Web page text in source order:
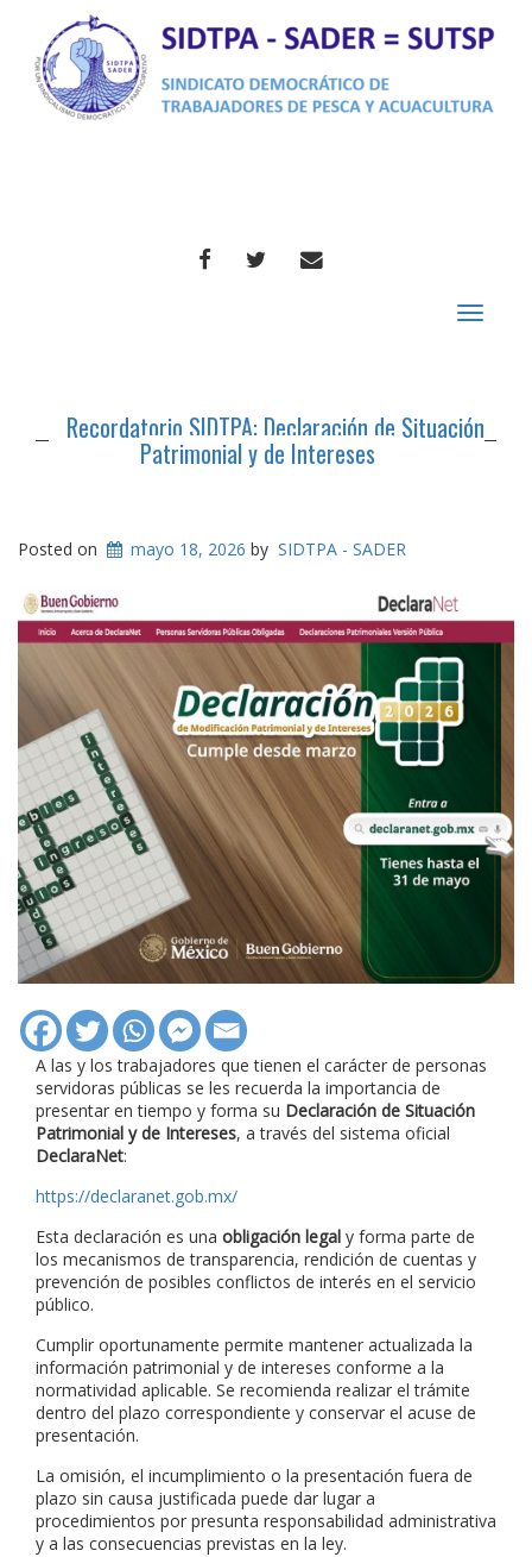
FACEBOOKTWITTERCORREO
Toggle
Recordatorio SIDTPA: Declaración de Situación
Patrimonial y de Intereses
Posted on mayo 18, 2026 by SIDTPA - SADER
A las y los trabajadores que tienen el carácter de personas
servidoras públicas se les recuerda la importancia de
presentar en tiempo y forma su Declaración de Situación
Patrimonial y de Intereses, a través del sistema oficial
DeclaraNet:
https://declaranet.gob.mx/
Esta declaración es una obligación legal y forma parte de
los mecanismos de transparencia, rendición de cuentas y
prevención de posibles conflictos de interés en el servicio
público.
Cumplir oportunamente permite mantener actualizada la
información patrimonial y de intereses conforme a la
normatividad aplicable. Se recomienda realizar el trámite
dentro del plazo correspondiente y conservar el acuse de
presentación.
La omisión, el incumplimiento o la presentación fuera de
plazo sin causa justificada puede dar lugar a
procedimientos por presunta responsabilidad administrativa
y a las consecuencias previstas en la ley.